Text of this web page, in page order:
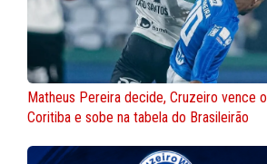
Matheus Pereira decide, Cruzeiro vence o
Coritiba e sobe na tabela do Brasileirão